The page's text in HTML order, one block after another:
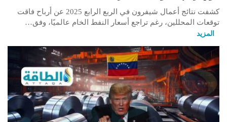
كشفت نتائج أعمال شيفرون في الربع الرابع 2025 عن أرباح فاقت
توقعات المحللين، رغم تراجع أسعار النفط الخام عالميًا، وفق…
المزيد